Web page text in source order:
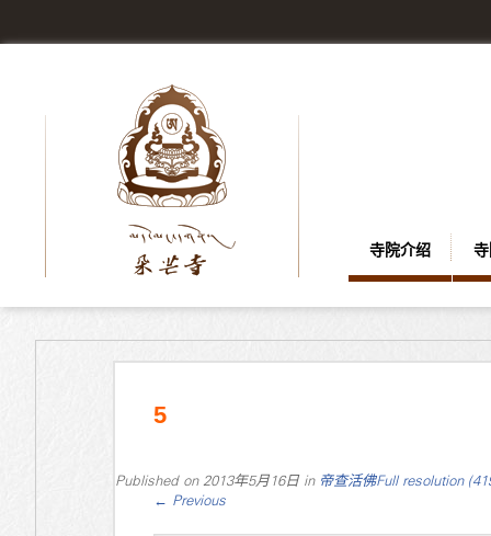
寺院介绍
5
Published on 2013年5月16日in 帝查活佛Full resolution
← Previous